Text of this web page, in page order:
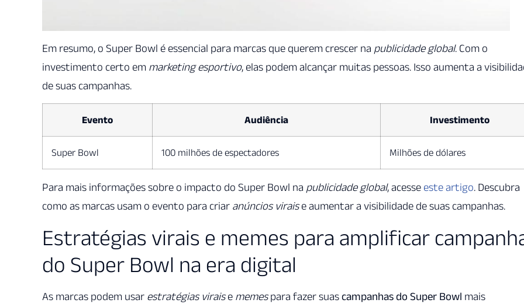
Em resumo, o Super Bowl é essencial para marcas que querem crescer na publicidade global. Com o
investimento certo em marketing esportivo, elas podem alcançar muitas pessoas. Isso aumenta a
de suas campanhas.
Evento Audiência Investimento
Super Bowl 100 milhões de espectadores Milhões de dólares
Para mais informações sobre o impacto do Super Bowl na publicidade global, acesse este artigo. Descubra
como as marcas usam o evento para criar anúncios viraise aumentar a visibilidade de suas campanhas.
Estratégias virais e memes para amplificar
do Super Bowl na era digital
As marcas podem usar estratégias viraise memespara fazer suascampanhas do Super Bowl mais